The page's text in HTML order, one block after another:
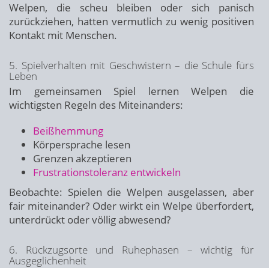
Welpen, die scheu bleiben oder sich panisch
zurückziehen, hatten vermutlich zu wenig positiven
Kontakt mit Menschen.
5. Spielverhalten mit Geschwistern – die Schule fürs
Leben
Im gemeinsamen Spiel lernen Welpen die
wichtigsten Regeln des Miteinanders:
Beißhemmung
Körpersprache lesen
Grenzen akzeptieren
Frustrationstoleranz entwickeln
Beobachte: Spielen die Welpen ausgelassen, aber
fair miteinander? Oder wirkt ein Welpe überfordert,
unterdrückt oder völlig abwesend?
6. Rückzugsorte und Ruhephasen – wichtig für
Ausgeglichenheit